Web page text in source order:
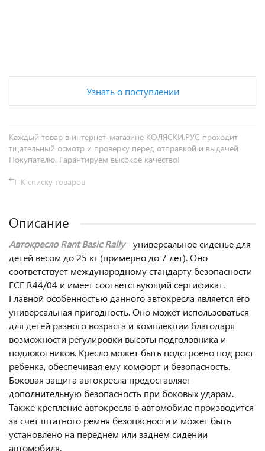
Узнать о поступлении
Каждый товар в интернет-магазине КОЛЯСКИ.РУС проходит
тщательный осмотр и проверку перед отправкой и выдачей
Покупателю. Гарантируем высокое качество!
К списку товаров
Описание
Автокресло Rant Basic Rally- универсальное сиденье для
детей весом до 25 кг (примерно до 7 лет). Оно
соответствует международному стандарту безопасности
ECE R44/04 и имеет соответствующий сертификат.
Главной особенностью данного автокресла является его
универсальная пригодность. Оно может использоваться
для детей разного возраста и комплекции благодаря
возможности регулировки высоты подголовника и
подлокотников. Кресло может быть подстроено под рост
ребенка, обеспечивая ему комфорт и безопасность.
Боковая защита автокресла предоставляет
дополнительную безопасность при боковых ударам.
Также крепление автокресла в автомобиле производится
за счет штатного ремня безопасности и может быть
установлено на переднем или заднем сидении
автомобиля.